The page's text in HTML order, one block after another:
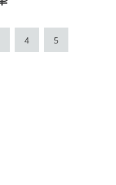
4 5